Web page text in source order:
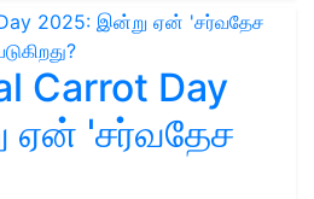
Carrot Day
ஏன் 'சர்வதேச